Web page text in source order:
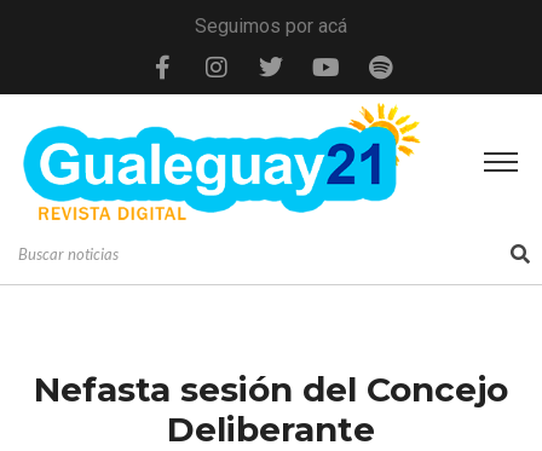
Seguimos por acá
Nefasta sesión del Concejo
Deliberante